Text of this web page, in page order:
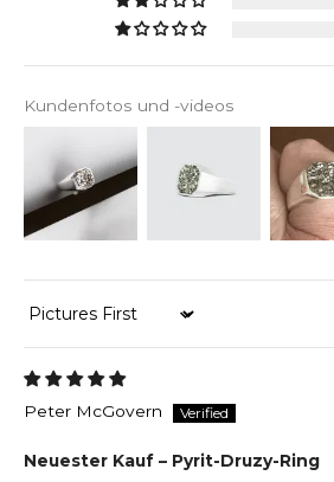
Kundenfotos und -videos
Sort by
Peter McGovern
Neuester Kauf – Pyrit-Druzy-Ring